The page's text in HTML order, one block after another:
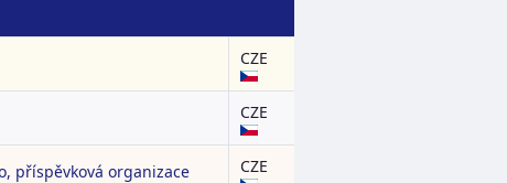
CZE
CZE
příspěvková organizace CZE